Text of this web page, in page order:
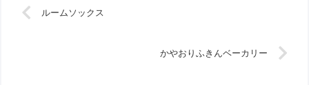
ルームソックス
かやおりふきんベーカリー